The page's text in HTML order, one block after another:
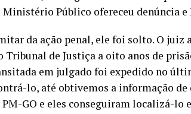
Público ofereceu denúncia e
da ação penal, ele foi solto. O juiz
Tribunal de Justiça a oito anos de
em julgado foi expedido no
lo, até obtivemos a informação
GO e eles conseguiram localizá-lo